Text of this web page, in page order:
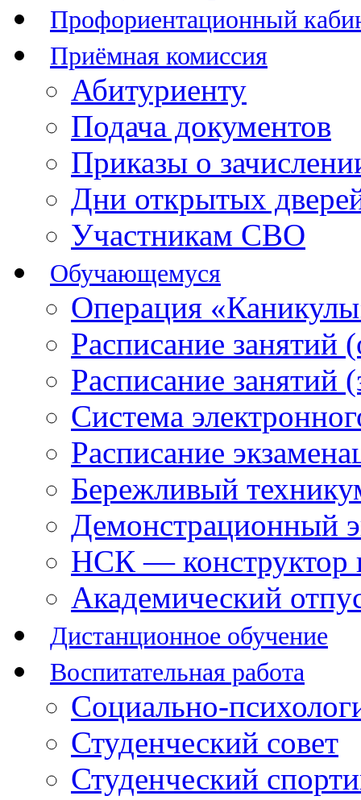
Профориентационный
Приёмная комиссия
Абитуриенту
Подача документов
Приказы о
Дни открытых
Участникам СВО
Обучающемуся
Операция
Расписание занятий
Расписание занятий
Система
Расписание
Бережливый
Демонстрационный
НСК — конструктор
Академический
Дистанционное обучение
Воспитательная работа
Социально-
Студенческий совет
Студенческий